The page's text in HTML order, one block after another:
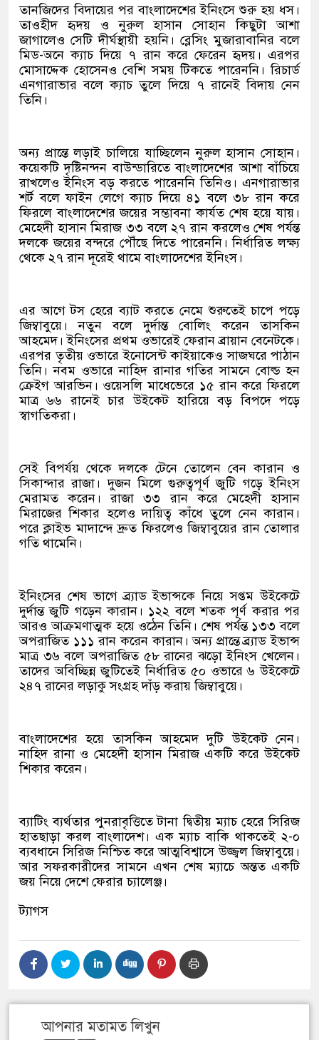
তানজিদের বিদায়ের পর বাংলাদেশের ইনিংসে শুরু হয় ধস।
তাওহীদ হৃদয় ও নুরুল হাসান সোহান কিছুটা আশা
জাগালেও সেটি দীর্ঘস্থায়ী হয়নি। ব্লেসিং মুজারাবানির বলে
মিড-অনে ক্যাচ দিয়ে ৭ রান করে ফেরেন হৃদয়। এরপর
মোসাদ্দেক হোসেনও বেশি সময় টিকতে পারেননি। রিচার্ড
এনগারাভার বলে ক্যাচ তুলে দিয়ে ৭ রানেই বিদায় নেন
তিনি।
অন্য প্রান্তে লড়াই চালিয়ে যাচ্ছিলেন নুরুল হাসান সোহান।
কয়েকটি দৃষ্টিনন্দন বাউন্ডারিতে বাংলাদেশের আশা বাঁচিয়ে
রাখলেও ইনিংস বড় করতে পারেননি তিনিও। এনগারাভার
শর্ট বলে ফাইন লেগে ক্যাচ দিয়ে ৪১ বলে ৩৮ রান করে
ফিরলে বাংলাদেশের জয়ের সম্ভাবনা কার্যত শেষ হয়ে যায়।
মেহেদী হাসান মিরাজ ৩৩ বলে ২৭ রান করলেও শেষ পর্যন্ত
দলকে জয়ের বন্দরে পৌঁছে দিতে পারেননি। নির্ধারিত লক্ষ্য
থেকে ২৭ রান দূরেই থামে বাংলাদেশের ইনিংস।
এর আগে টস হেরে ব্যাট করতে নেমে শুরুতেই চাপে পড়ে
জিম্বাবুয়ে। নতুন বলে দুর্দান্ত বোলিং করেন তাসকিন
আহমেদ। ইনিংসের প্রথম ওভারেই ফেরান ব্রায়ান বেনেটকে।
এরপর তৃতীয় ওভারে ইনোসেন্ট কাইয়াকেও সাজঘরে পাঠান
তিনি। নবম ওভারে নাহিদ রানার গতির সামনে বোল্ড হন
ক্রেইগ আরভিন। ওয়েসলি মাধেভেরে ১৫ রান করে ফিরলে
মাত্র ৬৬ রানেই চার উইকেট হারিয়ে বড় বিপদে পড়ে
স্বাগতিকরা।
সেই বিপর্যয় থেকে দলকে টেনে তোলেন বেন কারান ও
সিকান্দার রাজা। দুজন মিলে গুরুত্বপূর্ণ জুটি গড়ে ইনিংস
মেরামত করেন। রাজা ৩৩ রান করে মেহেদী হাসান
মিরাজের শিকার হলেও দায়িত্ব কাঁধে তুলে নেন কারান।
পরে ক্লাইভ মাদান্দে দ্রুত ফিরলেও জিম্বাবুয়ের রান তোলার
গতি থামেনি।
ইনিংসের শেষ ভাগে ব্র্যাড ইভান্সকে নিয়ে সপ্তম উইকেটে
দুর্দান্ত জুটি গড়েন কারান। ১২২ বলে শতক পূর্ণ করার পর
আরও আক্রমণাত্মক হয়ে ওঠেন তিনি। শেষ পর্যন্ত ১৩৩ বলে
অপরাজিত ১১১ রান করেন কারান। অন্য প্রান্তে ব্র্যাড ইভান্স
মাত্র ৩৬ বলে অপরাজিত ৫৮ রানের ঝড়ো ইনিংস খেলেন।
তাদের অবিচ্ছিন্ন জুটিতেই নির্ধারিত ৫০ ওভারে ৬ উইকেটে
২৪৭ রানের লড়াকু সংগ্রহ দাঁড় করায় জিম্বাবুয়ে।
বাংলাদেশের হয়ে তাসকিন আহমেদ দুটি উইকেট নেন।
নাহিদ রানা ও মেহেদী হাসান মিরাজ একটি করে উইকেট
শিকার করেন।
ব্যাটিং ব্যর্থতার পুনরাবৃত্তিতে টানা দ্বিতীয় ম্যাচ হেরে সিরিজ
হাতছাড়া করল বাংলাদেশ। এক ম্যাচ বাকি থাকতেই ২-০
ব্যবধানে সিরিজ নিশ্চিত করে আত্মবিশ্বাসে উজ্জ্বল জিম্বাবুয়ে।
আর সফরকারীদের সামনে এখন শেষ ম্যাচে অন্তত একটি
জয় নিয়ে দেশে ফেরার চ্যালেঞ্জ।
ট্যাগস
আপনার মতামত লিখুন